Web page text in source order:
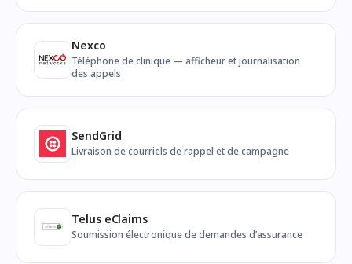
Nexco
Téléphone de clinique — afficheur et journalisation
des appels
SendGrid
Livraison de courriels de rappel et de campagne
Telus eClaims
Soumission électronique de demandes d’assurance